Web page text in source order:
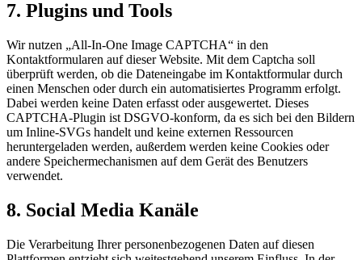
7. Plugins und Tools
Wir nutzen „All-In-One Image CAPTCHA“ in den
Kontaktformularen auf dieser Website. Mit dem Captcha soll
überprüft werden, ob die Dateneingabe im Kontaktformular durch
einen Menschen oder durch ein automatisiertes Programm erfolgt.
Dabei werden keine Daten erfasst oder ausgewertet. Dieses
CAPTCHA-Plugin ist DSGVO-konform, da es sich bei den Bildern
um Inline-SVGs handelt und keine externen Ressourcen
heruntergeladen werden, außerdem werden keine Cookies oder
andere Speichermechanismen auf dem Gerät des Benutzers
verwendet.
8. Social Media Kanäle
Die Verarbeitung Ihrer personenbezogenen Daten auf diesen